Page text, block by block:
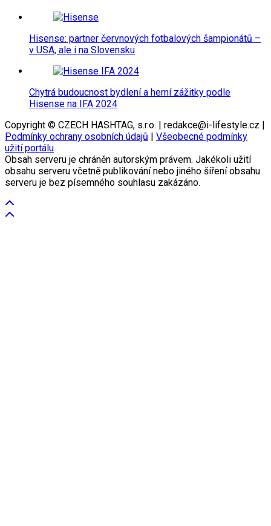
Hisense: partner červnových fotbalových šampionátů –
v USA, ale i na Slovensku
Chytrá budoucnost bydlení a herní zážitky podle
Hisense na IFA 2024
Copyright © CZECH HASHTAG, s.r.o. | redakce@i-lifestyle.cz |
Podmínky ochrany osobních údajů | Všeobecné podmínky
užití portálu
Obsah serveru je chráněn autorským právem. Jakékoli užití
obsahu serveru včetně publikování nebo jiného šíření obsahu
serveru je bez písemného souhlasu zakázáno.